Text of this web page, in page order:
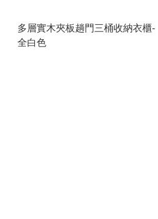
多層實木夾板趟門三桶收納衣櫃-
全白色